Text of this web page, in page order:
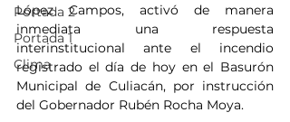
Portada 2
Portada 1
Clima
López Campos, activó de manera
inmediata una respuesta
interinstitucional ante el incendio
registrado el día de hoy en el Basurón
Municipal de Culiacán, por instrucción
del Gobernador Rubén Rocha Moya.